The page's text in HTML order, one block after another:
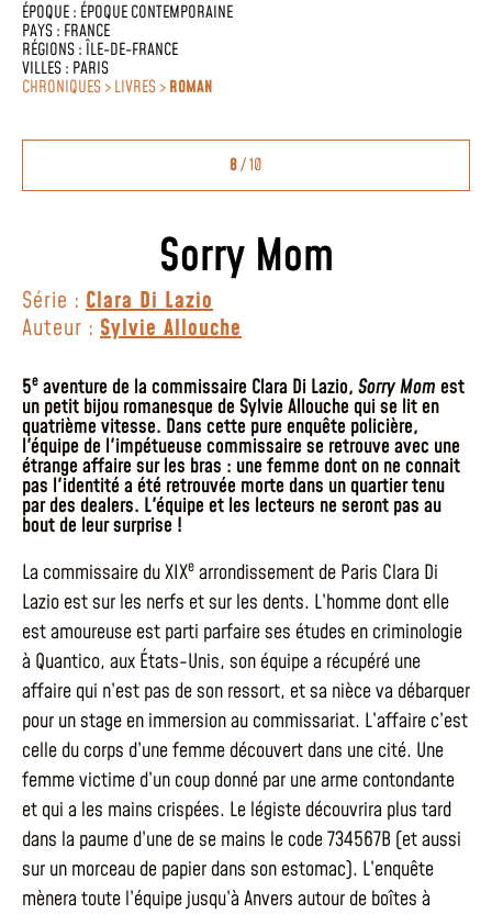
ÉPOQUE : ÉPOQUE CONTEMPORAINE
PAYS : FRANCE
RÉGIONS : ÎLE-DE-FRANCE
VILLES : PARIS
CHRONIQUES > LIVRES >ROMAN
8/ 10
Sorry Mom
Série : Clara Di Lazio
Auteur : Sylvie Allouche
5e aventure de la commissaire Clara Di Lazio, Sorry Mom est
un petit bijou romanesque de Sylvie Allouche qui se lit en
quatrième vitesse. Dans cette pure enquête policière,
l'équipe de l'impétueuse commissaire se retrouve avec une
étrange affaire sur les bras : une femme dont on ne connait
pas l'identité a été retrouvée morte dans un quartier tenu
par des dealers. L'équipe et les lecteurs ne seront pas au
bout de leur surprise !
La commissaire du XIXe arrondissement de Paris Clara Di
Lazio est sur les nerfs et sur les dents. L’homme dont elle
est amoureuse est parti parfaire ses études en criminologie
à Quantico, aux États-Unis, son équipe a récupéré une
affaire qui n’est pas de son ressort, et sa nièce va débarquer
pour un stage en immersion au commissariat. L’affaire c’est
celle du corps d’une femme découvert dans une cité. Une
femme victime d’un coup donné par une arme contondante
et qui a les mains crispées. Le légiste découvrira plus tard
dans la paume d’une de se mains le code 734567B (et aussi
sur un morceau de papier dans son estomac). L’enquête
mènera toute l’équipe jusqu’à Anvers autour de boîtes à